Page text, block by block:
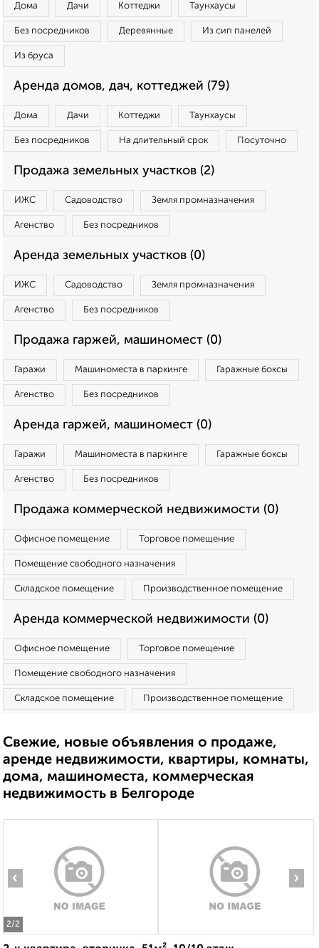
Дома Дачи Коттеджи Таунхаусы
Без посредников Деревянные Из сип панелей
Из бруса
Аренда домов, дач, коттеджей (79)
Дома Дачи Коттеджи Таунхаусы
Без посредников На длительный срок Посуточно
Продажа земельных участков (2)
ИЖС Садоводство Земля промназначения
Агенство Без посредников
Аренда земельных участков (0)
ИЖС Садоводство Земля промназначения
Агенство Без посредников
Продажа гаржей, машиномест (0)
Гаражи Машиноместа в паркинге Гаражные боксы
Агенство Без посредников
Аренда гаржей, машиномест (0)
Гаражи Машиноместа в паркинге Гаражные боксы
Агенство Без посредников
Продажа коммерческой недвижимости (0)
Офисное помещение Торговое помещение
Помещение свободного назначения
Складское помещение Производственное помещение
Аренда коммерческой недвижимости (0)
Офисное помещение Торговое помещение
Помещение свободного назначения
Складское помещение Производственное помещение
Свежие, новые объявления о продаже,
аренде недвижимости, квартиры, комнаты,
дома, машиноместа, коммерческая
недвижимость в Белгороде
2/2
‹ ›